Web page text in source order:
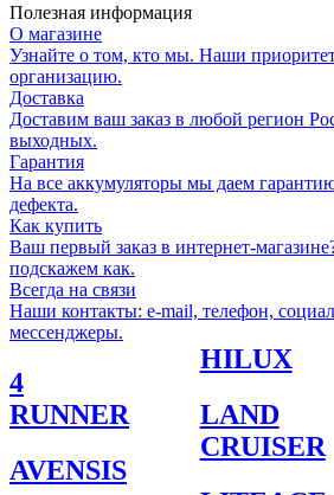
Полезная информация
О магазине
Узнайте о том, кто мы. Наши
организацию.
Доставка
Доставим ваш заказ в любой регион
выходных.
Гарантия
На все аккумуляторы мы даем
дефекта.
Как купить
Ваш первый заказ в интернет-
подскажем как.
Всегда на связи
Наши контакты: e-mail, телефон,
мессенджеры.
4
RUNNER
AVENSIS
HILUX
LAND
CRUISER